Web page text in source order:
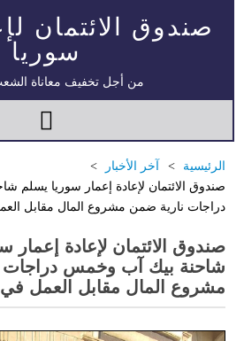
صندوق الائتمان
سوريا
من أجل تخفيف معاناة
الرئيسية
آخر الأخبار
صندوق الائتمان لإعادة إعمار سوريا يسلم
دراجات نارية ضمن مشروع المال مقابل
صندوق الائتمان لإعادة إعمار
شاحنة بيك آب وخمس دراجات
مشروع المال مقابل العمل